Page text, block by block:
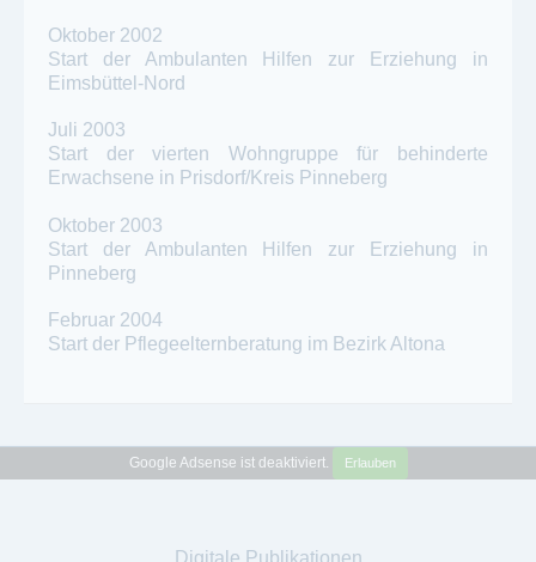
Oktober 2002
Start der Ambulanten Hilfen zur Erziehung in
Eimsbüttel-Nord
Juli 2003
Start der vierten Wohngruppe für behinderte
Erwachsene in Prisdorf/Kreis Pinneberg
Oktober 2003
Start der Ambulanten Hilfen zur Erziehung in
Pinneberg
Februar 2004
Start der Pflegeelternberatung im Bezirk Altona
Google Adsense ist deaktiviert. Erlauben
Digitale Publikationen